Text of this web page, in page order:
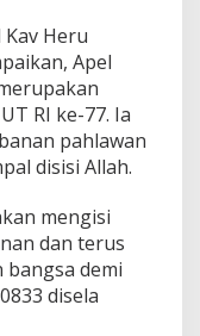
Heru
Apel
RI ke-77. Ia
pahlawan
disisi Allah.
mengisi
dan terus
demi
disela